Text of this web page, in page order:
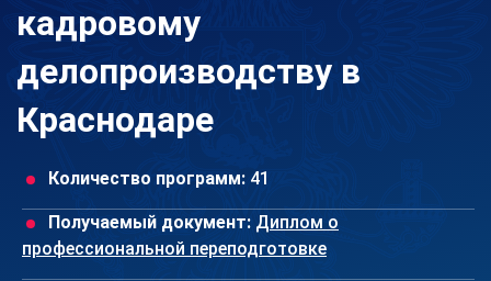
кадровому
делопроизводству в
Краснодаре
Количество программ: 41
Получаемый документ: Диплом о
профессиональной переподготовке